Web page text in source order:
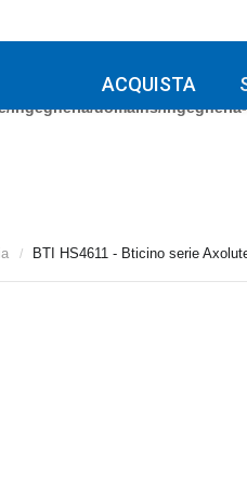
ingegneria/domains/
ingegneria/domains/
ACQUISTA
/ BTI HS4611 - Bticino serie